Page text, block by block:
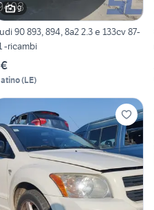
9
90 893, 894, 8a2 2.3 e 133cv 87-
-ricambi
(LE)